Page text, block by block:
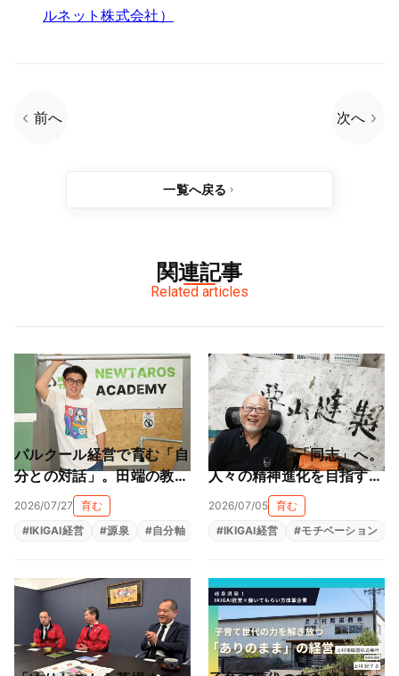
ルネット株式会社）
前へ 次へ
一覧へ戻る
関連記事
Related articles
パルクール経営で育む「自
分との対話」。田端の教室
が作る大人も子供も輝ける
居場所（NEWTAROS ）
2026/07/27
育む
#IKIGAI経営 #源泉 #自分軸 自己理解 #自律型人材育成
「道具」から「同志」へ。
人々の精神進化を目指す地
球黒字化経営（栗山縫製株
2026/07/05 育む
#IKIGAI経営 #モチベーション